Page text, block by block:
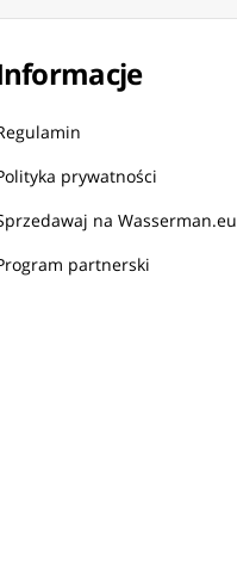
prywatności
na Wasserman.eu
partnerski